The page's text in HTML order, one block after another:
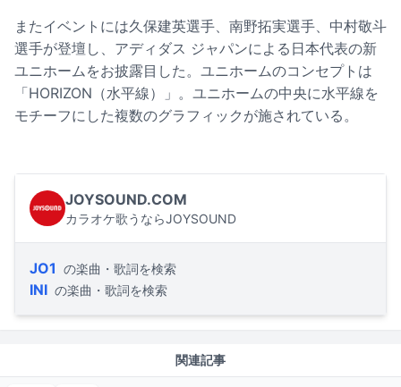
またイベントには久保建英選手、南野拓実選手、中村敬斗
選手が登壇し、アディダス ジャパンによる日本代表の新
ユニホームをお披露目した。ユニホームのコンセプトは
「HORIZON（水平線）」。ユニホームの中央に水平線を
モチーフにした複数のグラフィックが施されている。
JOYSOUND.COM
カラオケ歌うならJOYSOUND
JO1 の楽曲・歌詞を検索
INI の楽曲・歌詞を検索
関連記事